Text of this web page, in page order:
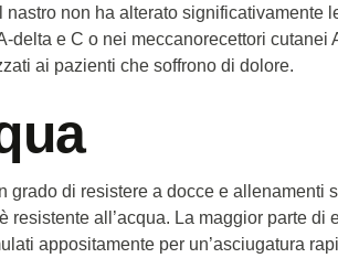
non ha alterato significativamente
e C o nei meccanorecettori cutanei
ai pazienti che soffrono di dolore.
di resistere a docce e allenamenti
all’acqua. La maggior parte di
appositamente per un’asciugatura